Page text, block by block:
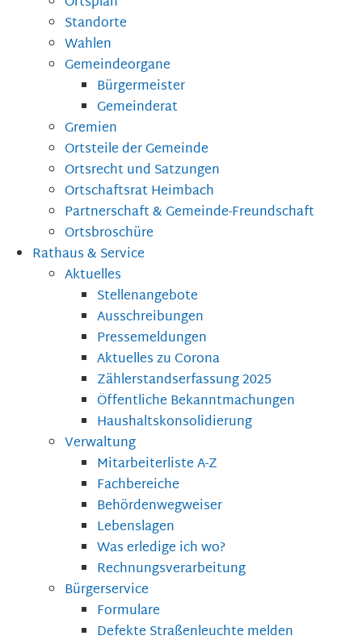
Standorte
Wahlen
Gemeindeorgane
Bürgermeister
Gemeinderat
Gremien
Ortsteile der Gemeinde
Ortsrecht und Satzungen
Ortschaftsrat Heimbach
Partnerschaft & Gemeinde-Freundschaft
Ortsbroschüre
Rathaus & Service
Aktuelles
Stellenangebote
Ausschreibungen
Pressemeldungen
Aktuelles zu Corona
Zählerstandserfassung 2025
Öffentliche Bekanntmachungen
Haushaltskonsolidierung
Verwaltung
Mitarbeiterliste A-Z
Fachbereiche
Behördenwegweiser
Lebenslagen
Was erledige ich wo?
Rechnungsverarbeitung
Bürgerservice
Formulare
Defekte Straßenleuchte melden